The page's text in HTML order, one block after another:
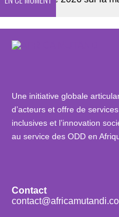
Une initiative globale
d’acteurs et offre de
inclusives et l’innovation
au service des ODD en
Contact